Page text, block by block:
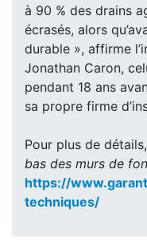
à 90 % des drains
écrasés, alors
durable », affirme
Jonathan Caron,
pendant 18 ans
sa propre firme
Pour plus de
bas des murs de
https://
techniques/